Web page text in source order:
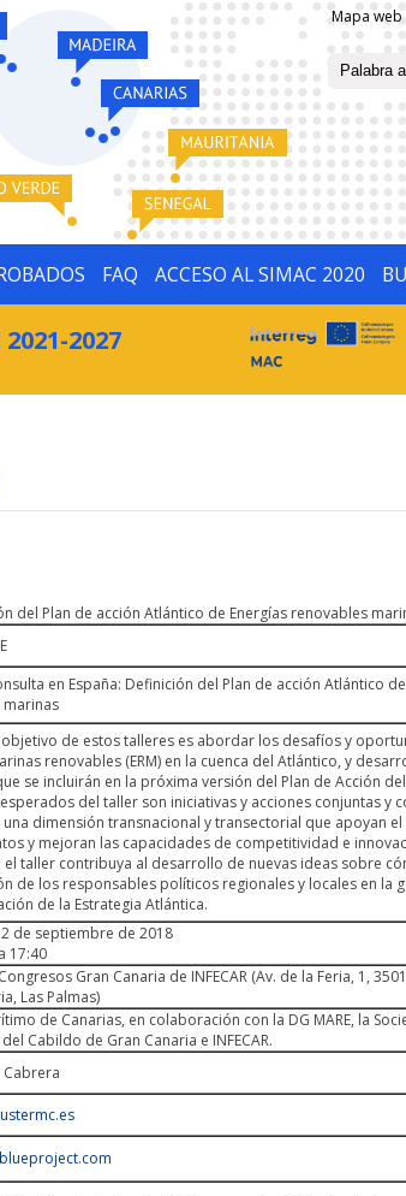
Mapa web
FAQ ACCESO AL SIMAC 2020
2021-2027
del Plan de acción Atlántico de Energías renovables
en España: Definición del Plan de acción Atlántico
objetivo de estos talleres es abordar los desafíos y
renovables (ERM) en la cuenca del Atlántico, y
se incluirán en la próxima versión del Plan de Acción
del taller son iniciativas y acciones conjuntas y
dimensión transnacional y transectorial que apoyan
y mejoran las capacidades de competitividad e
el taller contribuya al desarrollo de nuevas ideas sobre
de los responsables políticos regionales y locales en la
de la Estrategia Atlántica.
de septiembre de 2018
a 17:40
Gran Canaria de INFECAR (Av. de la Feria, 1,
Las Palmas)
de Canarias, en colaboración con la DG MARE, la
Cabildo de Gran Canaria e INFECAR.
Cabrera